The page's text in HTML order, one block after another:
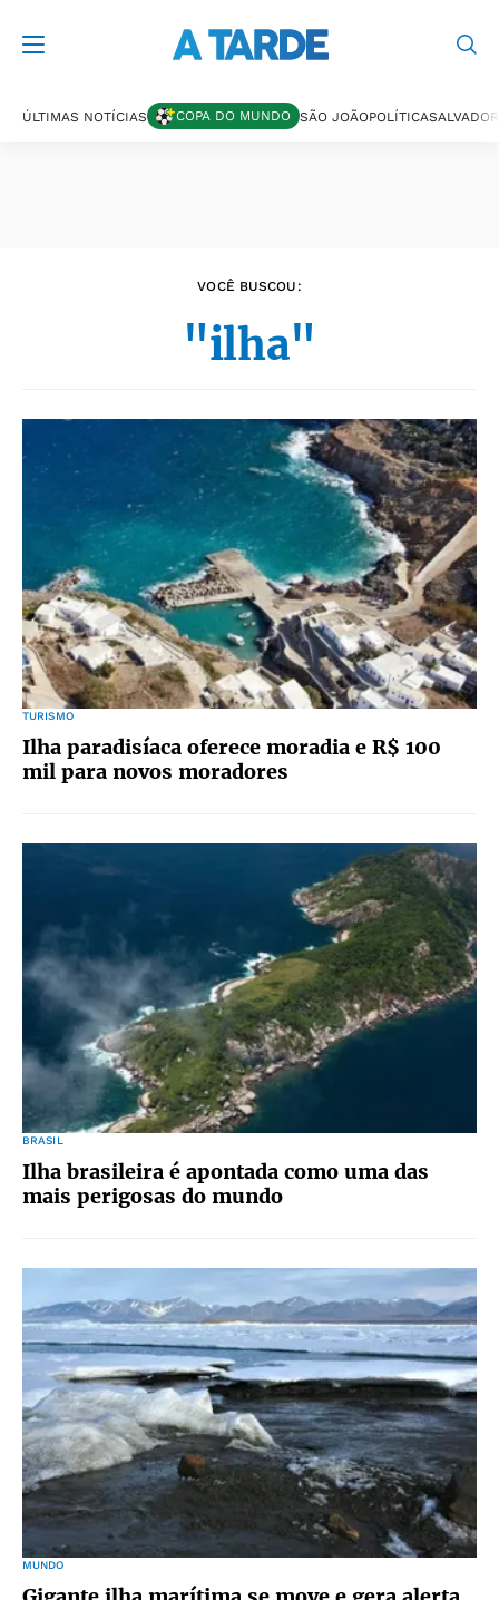
ÚLTIMAS NOTÍCIAS COPA DO MUNDO SÃO JOÃOPOLÍTICASALVADOR
VOCÊ BUSCOU:
"ilha"
TURISMO
Ilha paradisíaca oferece moradia e R$ 100
mil para novos moradores
BRASIL
Ilha brasileira é apontada como uma das
mais perigosas do mundo
MUNDO